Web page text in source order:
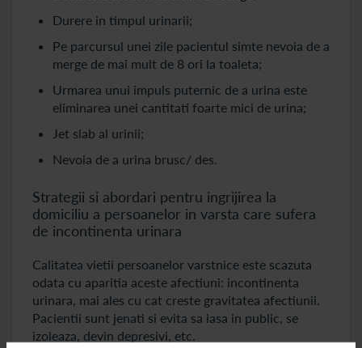
Durere in timpul urinarii;
Pe parcursul unei zile pacientul simte nevoia de a
merge de mai mult de 8 ori la toaleta;
Urmarea unui impuls puternic de a urina este
eliminarea unei cantitati foarte mici de urina;
Jet slab al urinii;
Nevoia de a urina brusc/ des.
Strategii si abordari pentru ingrijirea la
domiciliu a persoanelor in varsta care sufera
de incontinenta urinara
Calitatea vietii persoanelor varstnice este scazuta
odata cu aparitia aceste afectiuni: incontinenta
urinara, mai ales cu cat creste gravitatea afectiunii.
Pacientii sunt jenati si evita sa iasa in public, se
izoleaza, devin depresivi, etc.